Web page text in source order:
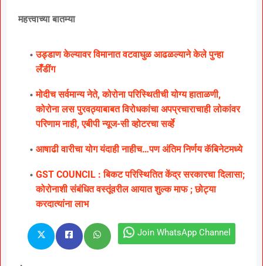
महत्त्वाच्या बातम्या
उड्डाण केल्यावर विमानात वटवाघुळ आढळल्याने केले पुन्हा
लॅँडींग
मोदीच सर्वमान्य नेते, कोरोना परिस्थितीची योग्य हाताळणी,
कोरोना लस पुरवठ्याबाबत विरोधकांचा अपप्रचाराचाही लोकांवर
परिणाम नाही, एबीपी न्यूज-सी व्होटरचा सर्व्हे
आषाढी वारीचा योग यंदाही नाहीच…पण अंतिम निर्णय कॅबिनेटमध्ये
GST COUNCIL : बिकट परिस्थितित केंद्र सरकारचा दिलासा;
कोरोनाशी संबंधित वस्तूंवरील आयात शुल्क माफ ; छोट्या
करदात्यांना लाभ
Join WhatsApp Channel